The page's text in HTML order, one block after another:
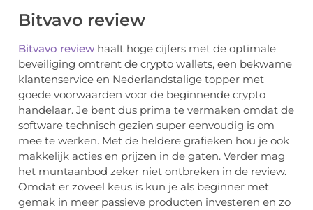
Bitvavo review
Bitvavo reviewhaalt hoge cijfers met de optimale
beveiliging omtrent de crypto wallets, een bekwame
klantenservice en Nederlandstalige topper met
goede voorwaarden voor de beginnende crypto
handelaar. Je bent dus prima te vermaken omdat de
software technisch gezien super eenvoudig is om
mee te werken. Met de heldere grafieken hou je ook
makkelijk acties en prijzen in de gaten. Verder mag
het muntaanbod zeker niet ontbreken in de review.
Omdat er zoveel keus is kun je als beginner met
gemak in meer passieve producten investeren en zo